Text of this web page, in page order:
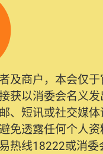
及商户，本会仅
获以消委会名义
、短讯或社交媒
免透露任何个人
热线18222或消委